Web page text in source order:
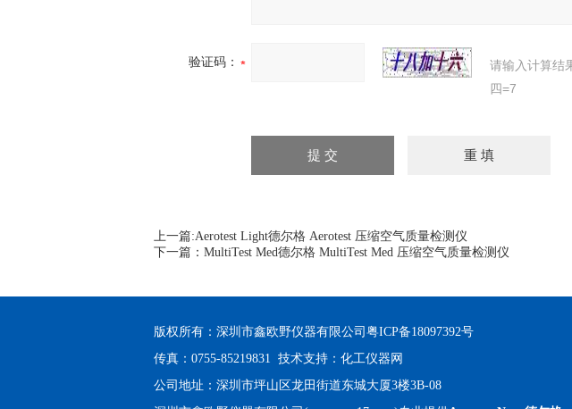
验证码：
请输入计算结
四=7
上一篇:Aerotest Light德尔格 Aerotest 压缩空气质量检测仪
下一篇： MultiTest Med德尔格 MultiTest Med 压缩空气质量检测仪
版权所有：深圳市鑫欧野仪器有限公司 粤ICP备18097392号
传真：0755-85219831 技术支持： 化工仪器网
公司地址：深圳市坪山区龙田街道东城大厦3楼3B-08